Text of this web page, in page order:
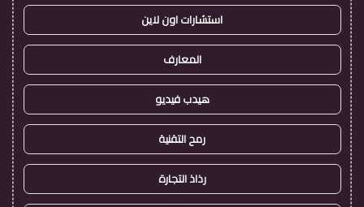
استشارات اون لاين
المعارف
هيدب فيديو
رمح التقنية
رذاذ التجارة